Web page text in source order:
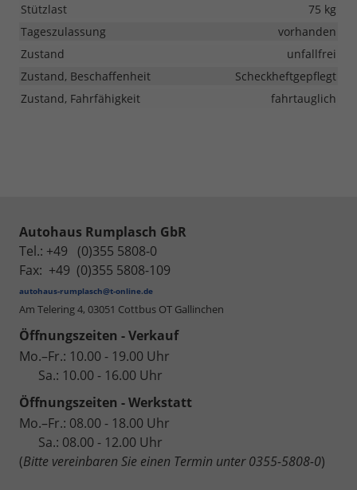
Stützlast
75 kg
Tageszulassung
vorhanden
Zustand
unfallfrei
Zustand, Beschaffenheit
Scheckheftgepflegt
Zustand, Fahrfähigkeit
fahrtauglich
Autohaus Rumplasch GbR
Tel.: +49 (0)355 5808-0
Fax: +49 (0)355 5808-109
autohaus-rumplasch@t-online.de
Am Telering 4, 03051 Cottbus OT Gallinchen
Öffnungszeiten - Verkauf
Mo.–Fr.: 10.00 - 19.00 Uhr
Sa.: 10.00 - 16.00 Uhr
Öffnungszeiten - Werkstatt
Mo.–Fr.: 08.00 - 18.00 Uhr
Sa.: 08.00 - 12.00 Uhr
(Bitte vereinbaren Sie einen Termin unter 0355-5808-0)